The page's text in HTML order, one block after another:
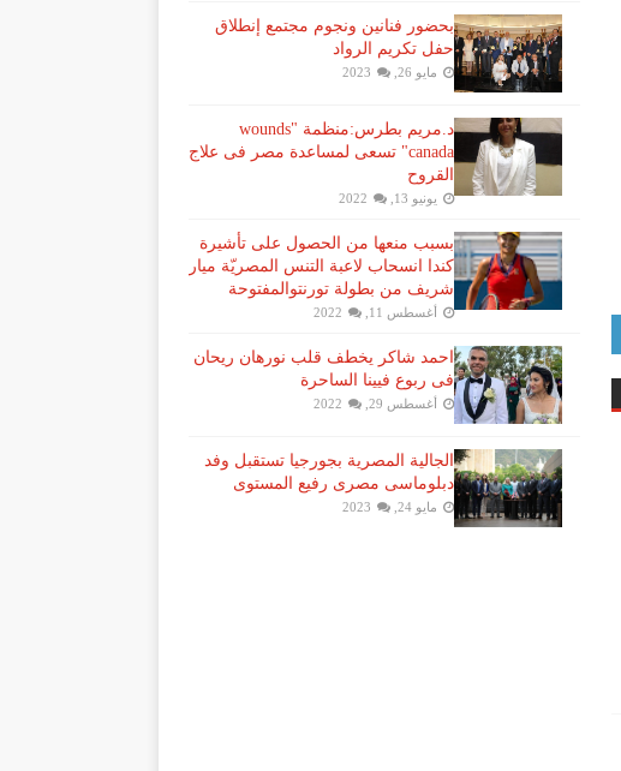
بحضور فنانين ونجوم مجتمع إنطلاق
حفل تكريم الرواد
مايو 26, 2023
د.مريم بطرس:منظمة "wounds
canada" تسعى لمساعدة مصر فى علاج
القروح
يونيو 13, 2022
بسبب منعها من الحصول على تأشيرة
كندا انسحاب لاعبة ​التنس​ المصريّة ​ميار
شريف​ من بطولة ​تورنتو​المفتوحة
أغسطس 11, 2022
احمد شاكر يخطف قلب نورهان ريحان
فى ربوع فيينا الساحرة
أغسطس 29, 2022
الجالية المصرية بجورجيا تستقبل وفد
دبلوماسى مصرى رفيع المستوى
مايو 24, 2023